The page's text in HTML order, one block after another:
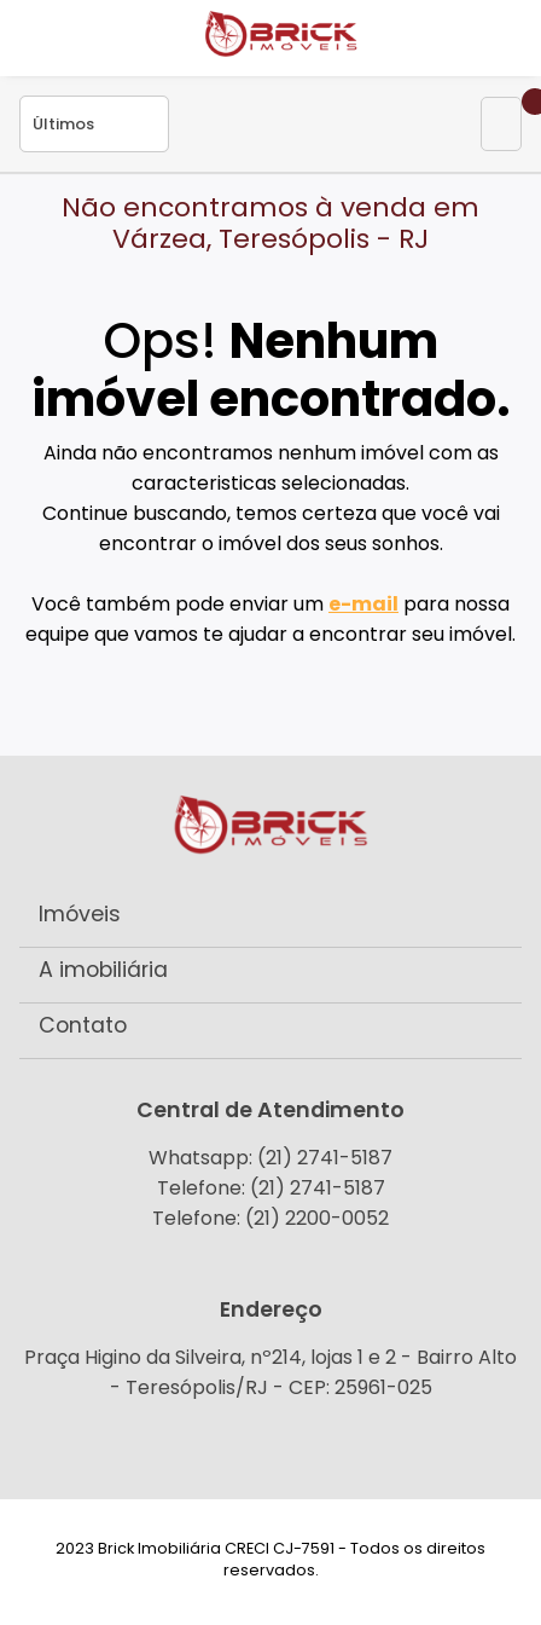
Não encontramos à venda em
Várzea, Teresópolis - RJ
Ops! Nenhum
imóvel encontrado.
Ainda não encontramos nenhum imóvel com as
caracteristicas selecionadas.
Continue buscando, temos certeza que você vai
encontrar o imóvel dos seus sonhos.
Você também pode enviar um e-mail para nossa
equipe que vamos te ajudar a encontrar seu imóvel.
Imóveis
A imobiliária
Contato
Central de Atendimento
Whatsapp: (21) 2741-5187
Telefone: (21) 2741-5187
Telefone: (21) 2200-0052
Endereço
Praça Higino da Silveira, nº214, lojas 1 e 2 - Bairro Alto
- Teresópolis/RJ - CEP: 25961-025
2023 Brick Imobiliária CRECI CJ-7591 - Todos os direitos
reservados.